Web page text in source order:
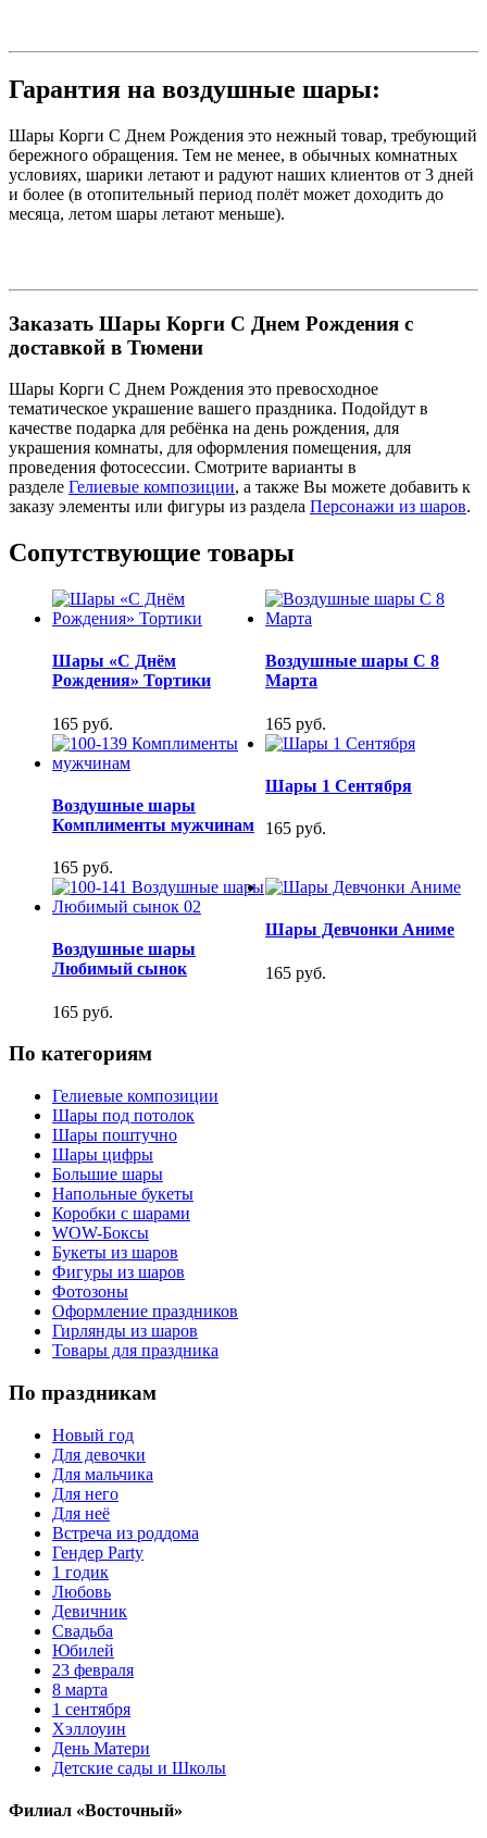
Гарантия на воздушные шары:
Шары Корги С Днем Рождения это нежный товар, требующий
бережного обращения. Тем не менее, в обычных комнатных
условиях, шарики летают и радуют наших клиентов от 3 дней
и более (в отопительный период полёт может доходить до
месяца, летом шары летают меньше).
Заказать Шары Корги С Днем Рождения с
доставкой в Тюмени
Шары Корги С Днем Рождения это превосходное
тематическое украшение вашего праздника. Подойдут в
качестве подарка для ребёнка на день рождения, для
украшения комнаты, для оформления помещения, для
проведения фотосессии. Смотрите варианты в
разделе Гелиевые композиции, а также Вы можете добавить к
заказу элементы или фигуры из раздела Персонажи из шаров.
Сопутствующие товары
Шары «С Днём
Рождения» Тортики
165 руб.
Воздушные шары С 8
Марта
165 руб.
Воздушные шары
Комплименты мужчинам
165 руб.
Шары 1 Сентября
165 руб.
Воздушные шары
Любимый сынок
165 руб.
Шары Девчонки Аниме
165 руб.
По категориям
Гелиевые композиции
Шары под потолок
Шары поштучно
Шары цифры
Большие шары
Напольные букеты
Коробки с шарами
WOW-Боксы
Букеты из шаров
Фигуры из шаров
Фотозоны
Оформление праздников
Гирлянды из шаров
Товары для праздника
По праздникам
Новый год
Для девочки
Для мальчика
Для него
Для неё
Встреча из роддома
Гендер Party
1 годик
Любовь
Девичник
Свадьба
Юбилей
23 февраля
8 марта
1 сентября
Хэллоуин
День Матери
Детские сады и Школы
Филиал «Восточный»